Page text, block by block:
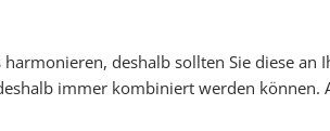
deshalb sollten Sie diese
immer kombiniert werden können.